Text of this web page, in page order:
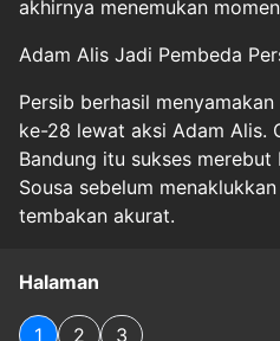
akhirnya menemukan
Adam Alis Jadi Pembeda
Persib berhasil
ke-28 lewat aksi Adam Alis.
Bandung itu sukses
Sousa sebelum
tembakan akurat.
Halaman
1 2 3